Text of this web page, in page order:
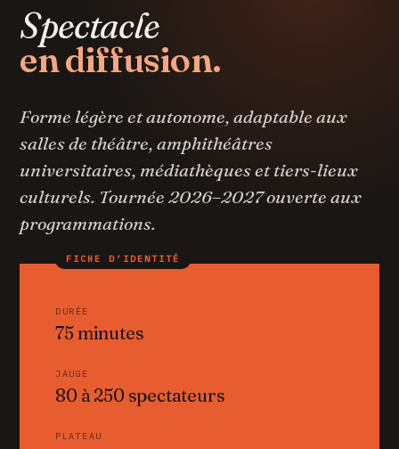
Spectacle
en diffusion.
Forme légère et autonome, adaptable aux
salles de théâtre, amphithéâtres
universitaires, médiathèques et tiers-lieux
culturels. Tournée 2026–2027 ouverte aux
programmations.
FICHE D’IDENTITÉ
DURÉE
75 minutes
JAUGE
80 à 250 spectateurs
PLATEAU